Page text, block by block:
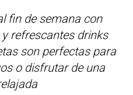
fin de semana con
refrescantes drinks
son perfectas para
o disfrutar de una